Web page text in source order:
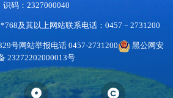
识码：2327000040
及其以上网站联系电话：0457－2731200
号网站举报电话 0457-2731200
黑公网安
23272202000013号